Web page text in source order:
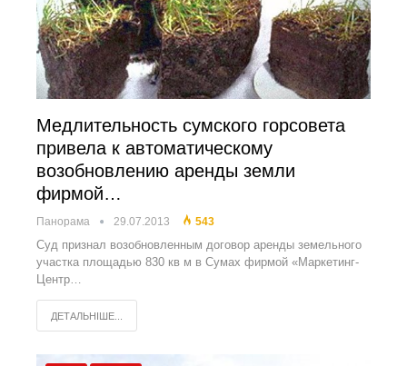
Медлительность сумского горсовета
привела к автоматическому
возобновлению аренды земли
фирмой…
Панорама 29.07.2013 543
Суд признал возобновленным договор аренды земельного
участка площадью 830 кв м в Сумах фирмой «Маркетинг-
Центр…
ДЕТАЛЬНІШЕ...